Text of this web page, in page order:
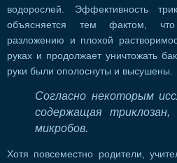
водорослей. Эффективность
объясняется тем фактом,
разложению и плохой
руках и продолжает уничтожать
руки были ополоснуты и высушены.
Согласно некоторым
содержащая
микробов.
Хотя повсеместно родители,